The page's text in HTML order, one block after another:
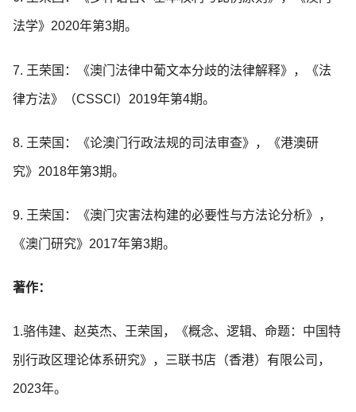
法学》2020年第3期。
7. 王荣国：《澳门法律中葡文本分歧的法律解释》，《法
律方法》（CSSCI）2019年第4期。
8. 王荣国：《论澳门行政法规的司法审查》，《港澳研
究》2018年第3期。
9. 王荣国：《澳门灾害法构建的必要性与方法论分析》，
《澳门研究》2017年第3期。
著作：
1.骆伟建、赵英杰、王荣国，《概念、逻辑、命题：中国特
别行政区理论体系研究》，三联书店（香港）有限公司，
2023年。